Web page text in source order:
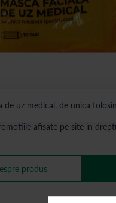
de uz medical, de unica
afisate pe site in
produs